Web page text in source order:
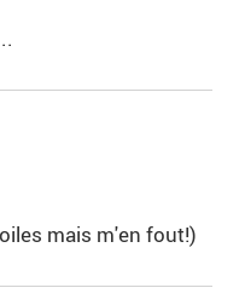
mais m'en fout!)